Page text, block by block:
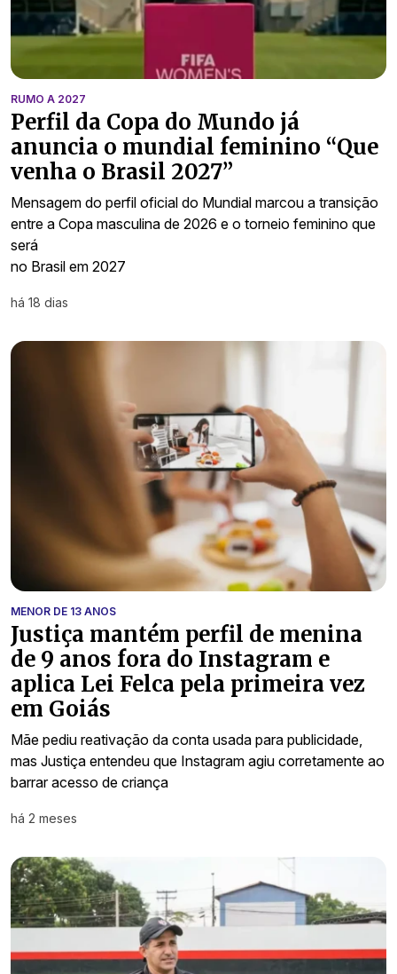
RUMO A 2027
Perfil da Copa do Mundo já
anuncia o mundial feminino “Que
venha o Brasil 2027”
Mensagem do perfil oficial do Mundial marcou a transição
entre a Copa masculina de 2026 e o torneio feminino que
será
no Brasil em 2027
há 18 dias
MENOR DE 13 ANOS
Justiça mantém perfil de menina
de 9 anos fora do Instagram e
aplica Lei Felca pela primeira vez
em Goiás
Mãe pediu reativação da conta usada para publicidade,
mas Justiça entendeu que Instagram agiu corretamente ao
barrar acesso de criança
há 2 meses